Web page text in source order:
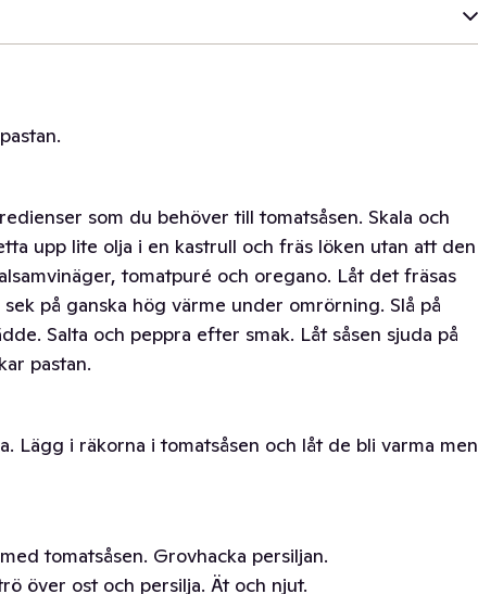
som du behöver till tomatsåsen. Skala och
upp lite olja i en kastrull och fräs löken utan att den
tomatpuré och oregano. Låt det fräsas
på ganska hög värme under omrörning. Slå på
Salta och peppra efter smak. Låt såsen sjuda på
pastan.
Lägg i räkorna i tomatsåsen och låt de bli varma men
tomatsåsen. Grovhacka persiljan.
över ost och persilja. Ät och njut.